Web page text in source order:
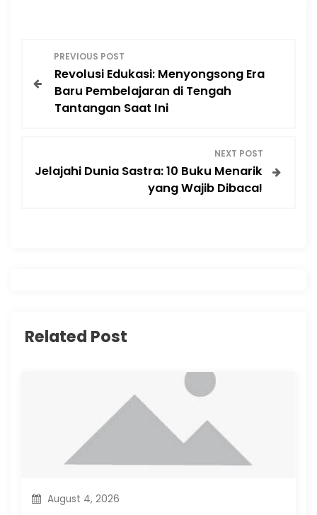
o
a
PREVIOUS POST
Revolusi Edukasi: Menyongsong Era
Baru Pembelajaran di Tengah
Tantangan Saat Ini
NEXT POST
Jelajahi Dunia Sastra: 10 Buku Menarik
yang Wajib Dibaca!
Related Post
August 4, 2026